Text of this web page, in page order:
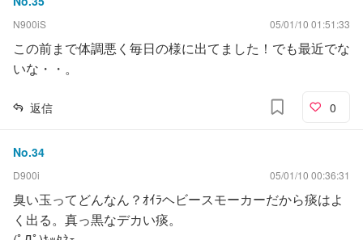
N900iS 05/01/10 01:51:33
この前まで体調悪く毎日の様に出てました！でも最近でな
いな・・。
返信 0
No.34
D900i 05/01/10 00:36:31
臭い玉ってどんなん？ｵｲﾗヘビースモーカーだから痰はよ
く出る。真っ黒なデカい痰。